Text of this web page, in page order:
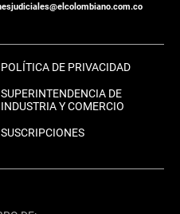
POLÍTICA DE PRIVACIDAD
SUPERINTENDENCIA DE
INDUSTRIA Y COMERCIO
SUSCRIPCIONES